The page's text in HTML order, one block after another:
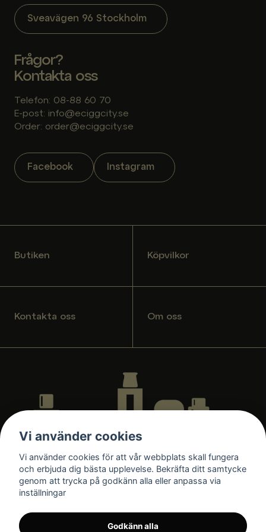
Sveavägen 96 Stockholm
Frågor?
Kontakta oss
Telefon: 08-88 60 70
E-post: info@eciggcity.se
Order: order@eciggcity.se
Facebook Instagram
Butiken Köpvilkor
Kontakta oss Om oss
Vi använder cookies
Vi använder cookies för att vår webbplats skall fungera
och erbjuda dig bästa upplevelse. Bekräfta ditt samtycke
genom att trycka på godkänn alla eller anpassa via
inställningar
Godkänn alla